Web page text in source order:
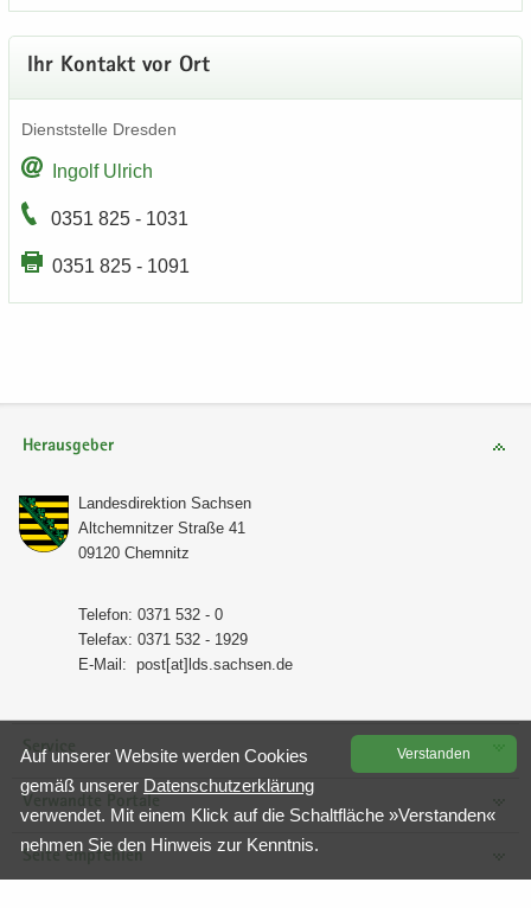
Ihr Kon­takt vor Ort
Dienst­stel­le Dres­den
In­golf Ul­rich
0351 825 - 1031
0351 825 - 1091
Herausgeber
Lan­des­di­rek­ti­on Sach­sen
Alt­chem­nit­zer Stra­ße 41
09120 Chem­nitz
Te­le­fon: 0371 532 - 0
Te­le­fax: 0371 532 - 1929
E-​Mail: post[at]lds.sach­sen.de
Service
Verwandte Portale
Seite empfehlen
Ver­stan­den
Auf un­se­rer Web­site wer­den Coo­kies
gemäß un­se­rer Da­ten­schutz­er­klä­rung
ver­wen­det. Mit einem Klick auf die Schalt­flä­che »Ver­stan­den«
neh­men Sie den Hin­weis zur Kennt­nis.